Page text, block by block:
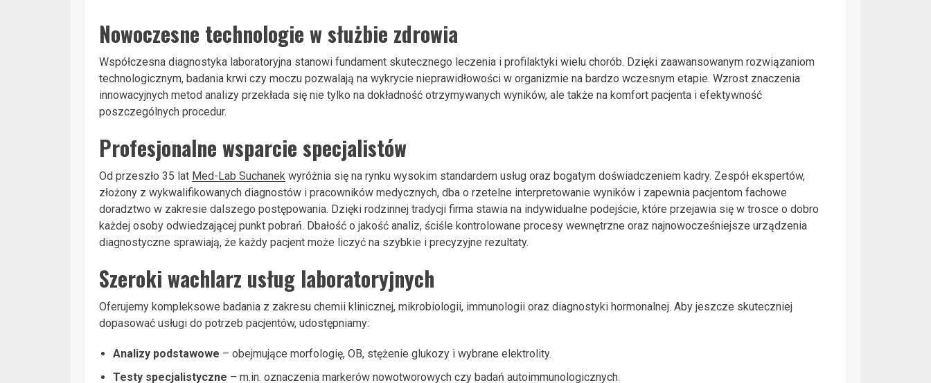
Nowoczesne technologie w służbie zdrowia
Współczesna diagnostyka laboratoryjna stanowi fundament skutecznego leczenia i profilaktyki wielu chorób. Dzięki zaawansowanym rozwiązaniom
technologicznym, badania krwi czy moczu pozwalają na wykrycie nieprawidłowości w organizmie na bardzo wczesnym etapie. Wzrost znaczenia
innowacyjnych metod analizy przekłada się nie tylko na dokładność otrzymywanych wyników, ale także na komfort pacjenta i efektywność
poszczególnych procedur.
Profesjonalne wsparcie specjalistów
Od przeszło 35 lat Med-Lab Suchanek wyróżnia się na rynku wysokim standardem usług oraz bogatym doświadczeniem kadry. Zespół ekspertów,
złożony z wykwalifikowanych diagnostów i pracowników medycznych, dba o rzetelne interpretowanie wyników i zapewnia pacjentom fachowe
doradztwo w zakresie dalszego postępowania. Dzięki rodzinnej tradycji firma stawia na indywidualne podejście, które przejawia się w trosce o dobro
każdej osoby odwiedzającej punkt pobrań. Dbałość o jakość analiz, ściśle kontrolowane procesy wewnętrzne oraz najnowocześniejsze urządzenia
diagnostyczne sprawiają, że każdy pacjent może liczyć na szybkie i precyzyjne rezultaty.
Szeroki wachlarz usług laboratoryjnych
Oferujemy kompleksowe badania z zakresu chemii klinicznej, mikrobiologii, immunologii oraz diagnostyki hormonalnej. Aby jeszcze skuteczniej
dopasować usługi do potrzeb pacjentów, udostępniamy:
Analizy podstawowe – obejmujące morfologię, OB, stężenie glukozy i wybrane elektrolity.
Testy specjalistyczne – m.in. oznaczenia markerów nowotworowych czy badań autoimmunologicznych.